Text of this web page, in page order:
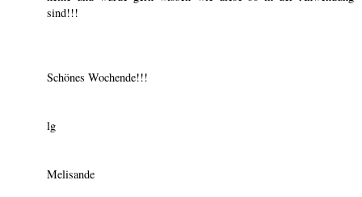
sind!!!
Schönes Wochende!!!
lg
Melisande